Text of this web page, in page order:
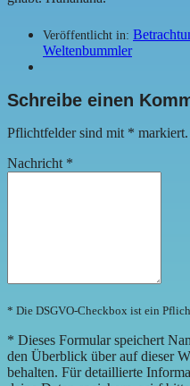
Veröffentlicht in:
Weltenbummler
Schreibe einen
Pflichtfelder sind mit * markiert.
Nachricht *
* Die DSGVO-Checkbox ist ein
* Dieses Formular speichert
den Überblick über auf dieser
behalten. Für detaillierte